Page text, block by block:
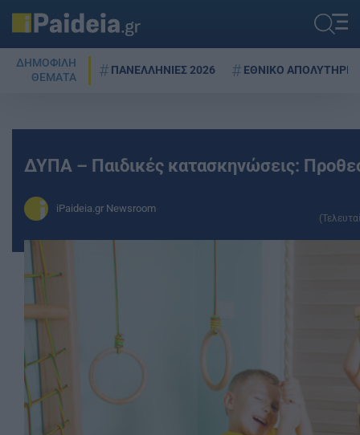
ΔΗΜΟΦΙΛΗ
ΘΕΜΑΤΑ
ΠΑΝΕΛΛΗΝΙΕΣ 2026 ΕΘΝΙΚΟ ΑΠΟΛΥΤΗΡΙΟ
ΔΥΠΑ – Παιδικές κατασκηνώσεις:
iPaideia.gr Newsroom